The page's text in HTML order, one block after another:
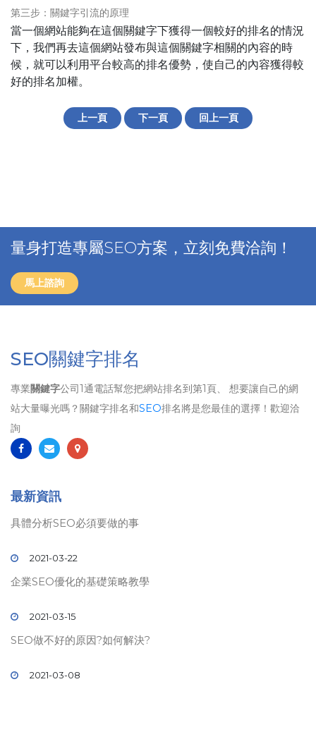
第三步：關鍵字引流的原理
當一個網站能夠在這個關鍵字下獲得一個較好的排名的情況
下，我們再去這個網站發布與這個關鍵字相關的內容的時
候，就可以利用平台較高的排名優勢，使自己的內容獲得較
好的排名加權。
上一頁 下一頁 回上一頁
量身打造專屬SEO方案，立刻免費洽詢！
馬上諮詢
SEO關鍵字排名
專業關鍵字公司1通電話幫您把網站排名到第1頁、 想要讓自己的網
站大量曝光嗎？關鍵字排名和SEO排名將是您最佳的選擇！歡迎洽
詢
最新資訊
具體分析SEO必須要做的事
2021-03-22
企業SEO優化的基礎策略教學
2021-03-15
SEO做不好的原因?如何解決?
2021-03-08